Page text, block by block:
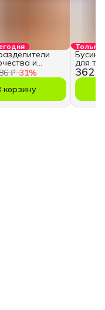
₽−31%
и
3 мм.
корзину
Только
362 ₽
для